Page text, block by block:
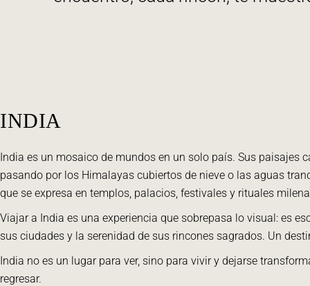
INDIA
India es un mosaico de mundos en un solo país. Sus paisajes
pasando por los Himalayas cubiertos de nieve o las aguas
que se expresa en templos, palacios, festivales y rituales
Viajar a India es una experiencia que sobrepasa lo visual: es
sus ciudades y la serenidad de sus rincones sagrados. Un
India no es un lugar para ver, sino para vivir y dejarse
regresar.